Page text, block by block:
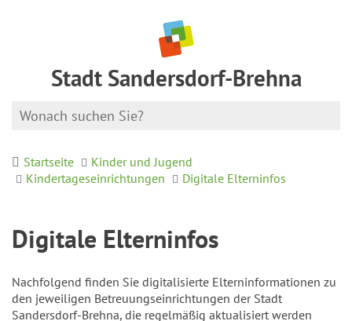
Stadt Sandersdorf-Brehna
Startseite
Kinder und Jugend
Kindertageseinrichtungen
Digitale Elterninfos
Digitale Elterninfos
Nachfolgend finden Sie digitalisierte Elterninformationen zu
den jeweiligen Betreuungseinrichtungen der Stadt
Sandersdorf-Brehna, die regelmäßig aktualisiert werden